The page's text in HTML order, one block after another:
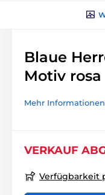
Blaue
Motiv rosa
Mehr Informationen
VERKAUF
Verfügbarkeit